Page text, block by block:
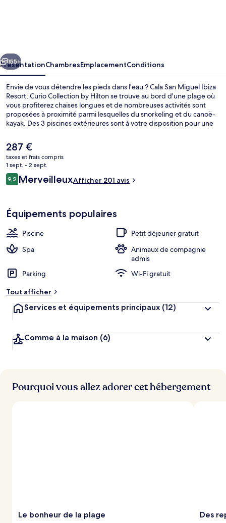
Resort,
Curio
Collection
by
Hilton
Suivant
155+
PrésentationChambresEmplacementConditions
Envie de vous détendre les pieds dans l'eau ? Cala San Miguel Ibiza
Resort, Curio Collection by Hilton se trouve au bord d'une plage où
vous profiterez chaises longues et de nombreuses activités sont
proposées à proximité parmi lesquelles du snorkeling et du canoë-
kayak. Des 3 piscines extérieures sont à votre disposition pour une
pourront profiter des massages, des soins du visage et des soins
corporels proposés. Les options de restauration comprennent 2
restaurants, tandis que les 2 bars en bord de piscine vous invitent à
siroter des boissons rafraîchissantes. Ce complexe touristique de
luxe abrite en outre 2 bars/lounges, une salle de fitness et un snack-
bar/une épicerie fine. Les autres voyageurs ne disent que du bien
Le
prix
actuel
est
de
287 €
taxes et frais compris
1 sept. - 2 sept.
Avis
voyageurs
9,29,2 sur 10
MerveilleuxAfficher 201 avis
Équipements populaires
Piscine
Petit déjeuner gratuit
Spa
Animaux de compagnie
admis
Parking
Wi-Fi gratuit
Tout afficher
Services et équipements principaux (12)
Comme à la maison (6)
Pourquoi vous allez adorer cet hébergement
Le bonheur de la plage Des